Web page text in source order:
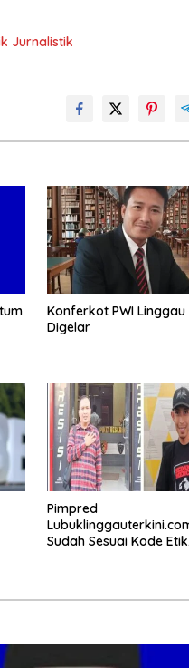
Jurnalistik
Konferkot PWI Linggau
Digelar
Pimpred
Sudah Sesuai Kode Etik